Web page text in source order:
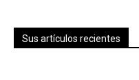
Sus artículos recientes